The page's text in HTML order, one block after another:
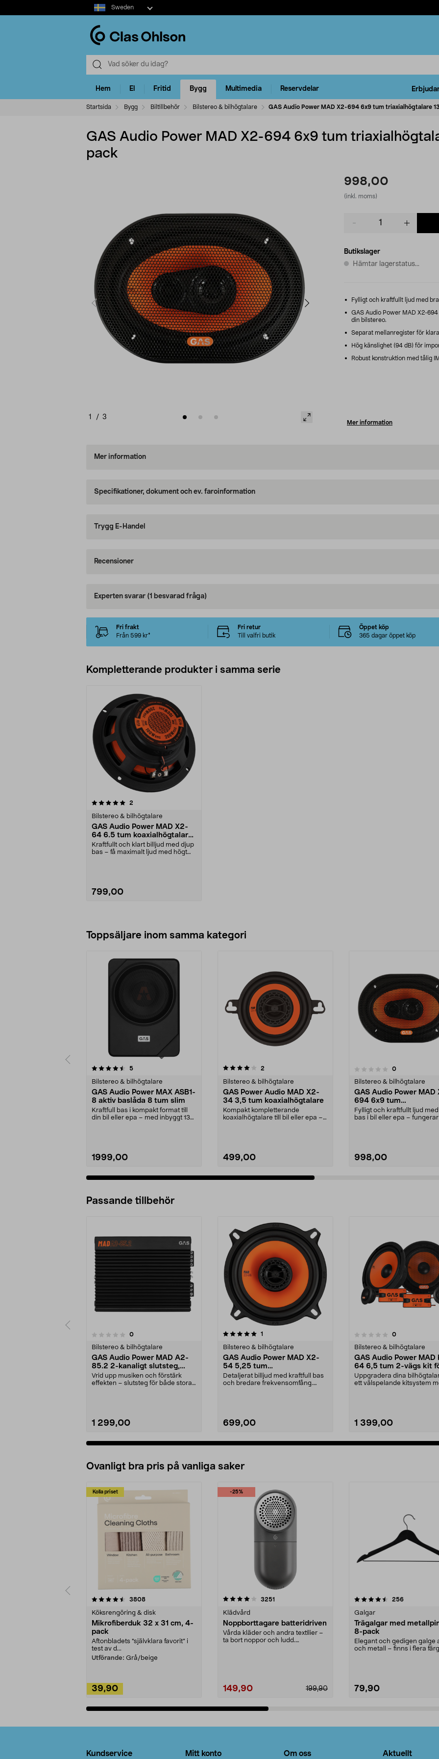
Select
market
Sweden
Hem El Fritid Bygg Multimedia Reservdelar
Startsida Bygg Biltillbehör Bilstereo & bilhögtalare GAS Audio Power MAD X2-694 6x9 tum triaxialhögtalare
GAS Audio Power MAD X2-694 6x9 tum
pack
1 / 3
998,00
(inkl. moms)
Butikslager
Hämtar lagerstatus...
Fylligt och kraftfullt ljud med
GAS Audio Power MAD X2-
din bilstereo.
Separat mellanregister för
Hög känslighet (94 dB) för
Robust konstruktion med tålig
Mer information
Mer information
Specifikationer, dokument och ev. faroinformation
Trygg E-Handel
Recensioner
Experten svarar (1 besvarad fråga)
Fri frakt
Från 599 kr*
Fri retur
Till valfri butik
Öppet köp
365 dagar öppet köp
Kompletterande produkter i samma serie
2
Bilstereo & bilhögtalare
GAS Audio Power MAD X2-
64 6.5 tum koaxialhögtalare,
100 W RMS
Kraftfullt och klart billjud med djup
bas – få maximalt ljud med högt
799,00
Toppsäljare inom samma kategori
5recensioner
Bilstereo & bilhögtalare
GAS Audio Power MAX ASB1-
8 aktiv baslåda 8 tum slim
Kraftfull bas i kompakt format till
din bil eller epa – med inbyggt 130
1999,00
4.0 av 5 stjärnor 2
Bilstereo & bilhögtalare
GAS Power Audio MAD X2-
34 3,5 tum koaxialhögtalare
Kompakt kompletterande
koaxialhögtalare till bil eller epa –
499,00
0.0 av 5 stjärnor 0recensioner
Bilstereo & bilhögtalare
GAS Audio Power MAD
694 6x9 tum
triaxialhögtalare 130 W
2-pack
Fylligt och kraftfullt ljud
bas i bil eller epa –
998,00
3.5 av 5 stjärnor
Passande tillbehör
0recensioner
Bilstereo & bilhögtalare
GAS Audio Power MAD A2-
85.2 2-kanaligt slutsteg,
2x85W RMS
Vrid upp musiken och förstärk
effekten – slutsteg för både stora
1 299,00
5.0av 5 stjärnor 1
Bilstereo & bilhögtalare
GAS Audio Power MAD X2-
54 5,25 tum
koaxialhögtalare, 80W RMS
Detaljerat billjud med kraftfull bas
och bredare frekvensomfång.
699,00
0.0 av 5 stjärnor 0recensioner
Bilstereo & bilhögtalare
GAS Audio Power MAD
64 6,5 tum 2-vägs kit
bilstereosystem
Uppgradera dina
ett välspelande kitsystem
1 399,00
0.0av 5 stjärnor
Ovanligt bra pris på vanliga saker
Kolla priset
3808recensioner
Köksrengöring & disk
Mikrofiberduk 32 x 31 cm, 4-
pack
Aftonbladets "självklara favorit” i
test av d...
Utförande: Grå/beige
39,90
-25%
4.0av 5 stjärnor 3251
Klädvård
Noppborttagare batteridriven
Vårda kläder och andra textilier –
ta bort noppor och ludd.
199,90
149,90
4.5av 5 stjärnor 256recensioner
Galgar
Trägalgar med
8-pack
Elegant och gedigen galge
och metall – finns i flera
79,90
4.0av 5 stjärnor
Kundservice Mitt konto Om oss Aktuellt